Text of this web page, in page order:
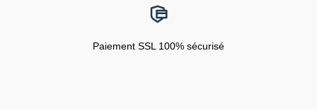
Paiement SSL 100% sécurisé